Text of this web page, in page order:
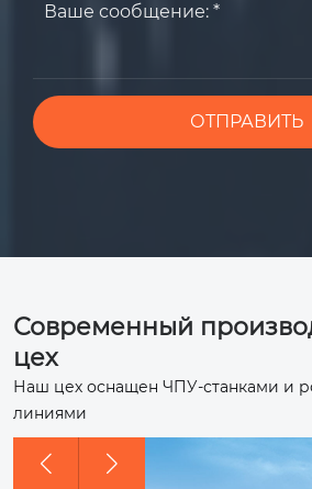
Современный
цех
Наш цех оснащен ЧПУ-станками и
линиями